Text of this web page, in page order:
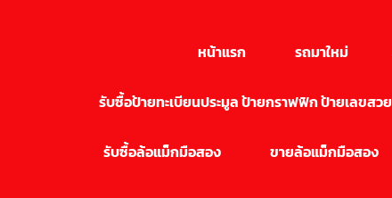
หน้าแรก รถมาใหม่
รับซื้อป้ายทะเบียนประมูล ป้ายกราฟฟิก ป้ายเลขสวย
รับซื้อล้อแม็กมือสอง ขายล้อแม็กมือสอง